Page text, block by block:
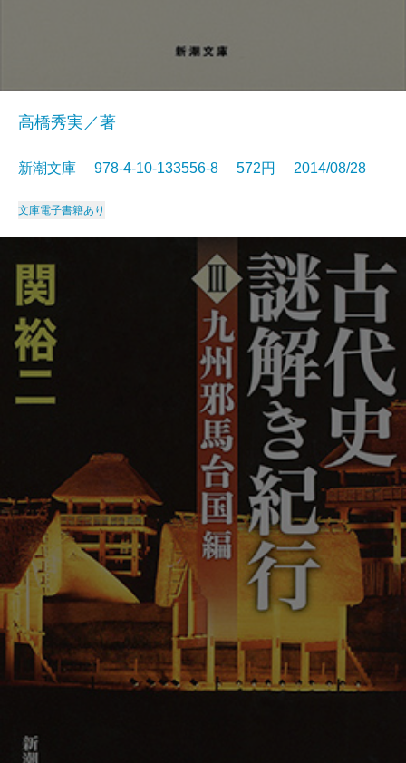
高橋秀実／著
新潮文庫 978-4-10-133556-8 572円 2014/08/28
文庫電子書籍あり